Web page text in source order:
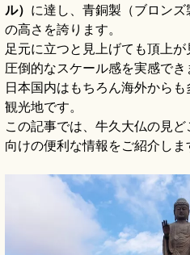
ル） に達し、青銅製（ブロン
の高さを誇ります。
足元に立つと見上げても頂上が
圧倒的なスケール感を実感でき
日本国内はもちろん海外から
観光地です。
この記事では、牛久大仏の見
向けの便利な情報をご紹介しま